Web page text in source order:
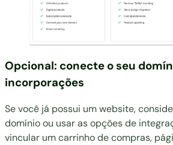
Opcional: conecte o seu
incorporações
Se você já possui um website,
domínioou usar asopções de
vincular um carrinho de compras,